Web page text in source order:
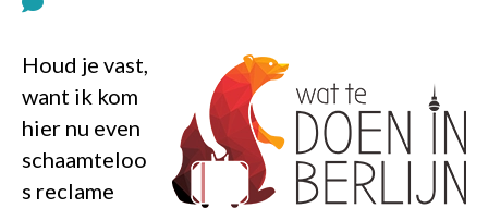
Houd je vast,
want ik kom
hier nu even
schaamteloo
s reclame